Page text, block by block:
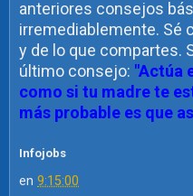
anteriores consejos
irremediablemente. Sé
y de lo que compartes.
último consejo: "Actúa
como si tu madre te
más probable es que
Infojobs
en 9:15:00